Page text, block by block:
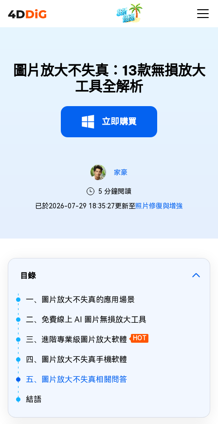
圖片放大不失真：13款無損放大
工具全解析
立即購買
家豪
5 分鐘閱讀
已於2026-07-29 18:35:27更新至照片修復與增強
目錄
一、圖片放大不失真的應用場景
二、免費線上 AI 圖片無損放大工具
三、進階專業級圖片放大軟體 HOT
四、圖片放大不失真手機軟體
五、圖片放大不失真相關問答
結語